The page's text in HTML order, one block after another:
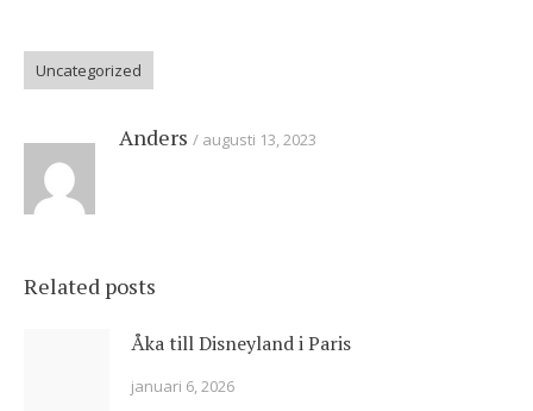
Uncategorized
Anders augusti 13, 2023
Related posts
Åka till Disneyland i Paris
januari 6, 2026